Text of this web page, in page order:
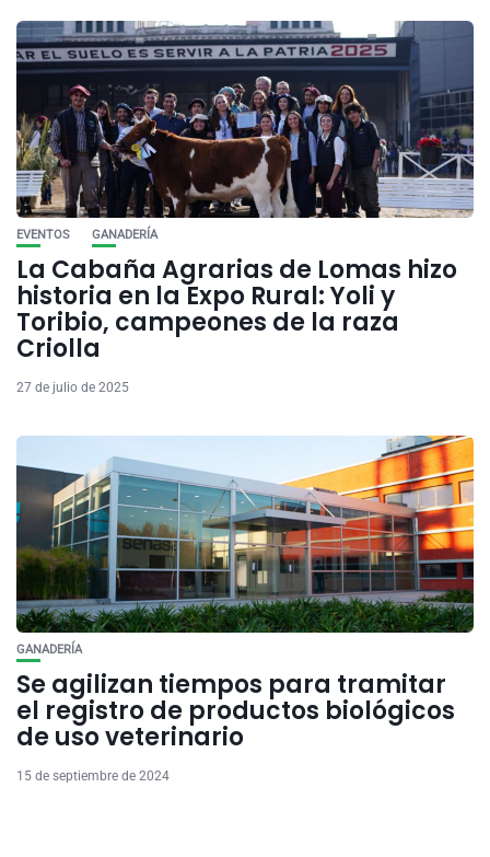
EVENTOS GANADERÍA
La Cabaña Agrarias de Lomas hizo
historia en la Expo Rural: Yoli y
Toribio, campeones de la raza
Criolla
27 de julio de 2025
GANADERÍA
Se agilizan tiempos para tramitar
el registro de productos biológicos
de uso veterinario
15 de septiembre de 2024